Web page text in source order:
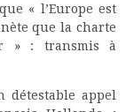
« l’Europe est
que la charte
» : transmis à
appel